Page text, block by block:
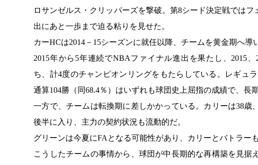
ロサンゼルス・クリッパーズを撃破。第8シード決定戦では
出にあと一歩まで迫る粘りを見せた。
カーHCは2014－15シーズンに就任以降、チームを黄金期へ導
2015年から5年連続でNBAファイナル進出を果たし、2015
ち、計4度のチャンピオンリングをもたらしている。レギュ
通算104勝（同68.4％）はいずれも球団史上屈指の成績で、長
一方で、チームは転換期に差しかかっている。カリーは38歳
後半に入り、主力の契約状況も流動的だ。
グリーンは今夏にFAとなる可能性があり、カリーとバトラー
こうしたチームの事情から、球団が中長期的な再構築を見据